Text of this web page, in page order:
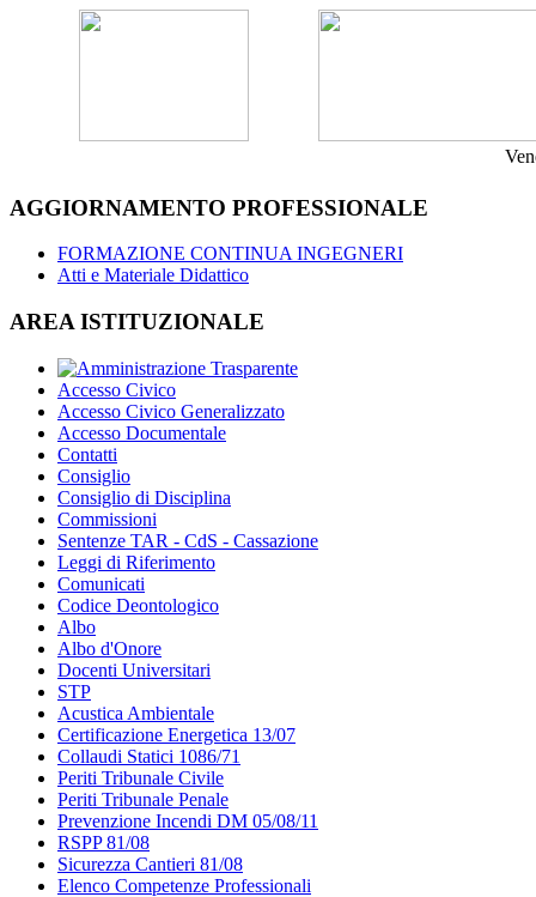
AGGIORNAMENTO PROFESSIONALE
FORMAZIONE CONTINUA INGEGNERI
Atti e Materiale Didattico
AREA ISTITUZIONALE
Accesso Civico
Accesso Civico Generalizzato
Accesso Documentale
Contatti
Consiglio
Consiglio di Disciplina
Commissioni
Sentenze TAR - CdS - Cassazione
Leggi di Riferimento
Comunicati
Codice Deontologico
Albo
Albo d'Onore
Docenti Universitari
STP
Acustica Ambientale
Certificazione Energetica 13/07
Collaudi Statici 1086/71
Periti Tribunale Civile
Periti Tribunale Penale
Prevenzione Incendi DM 05/08/11
RSPP 81/08
Sicurezza Cantieri 81/08
Elenco Competenze Professionali